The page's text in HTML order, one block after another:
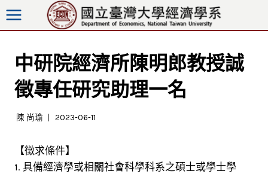
跳
至
中研院經濟所陳明郎教授誠
徵專任研究助理一名
陳 尚瑜 2023-06-11
【徵求條件】
1. 具備經濟學或相關社會科學科系之碩士或學士學